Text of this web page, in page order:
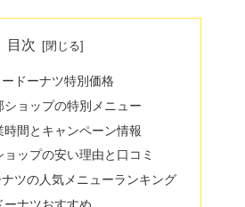
目次
ドーナツ特別価格
ショップの特別メニュー
時間とキャンペーン情報
ップの安い理由と口コミ
ツの人気メニューランキング